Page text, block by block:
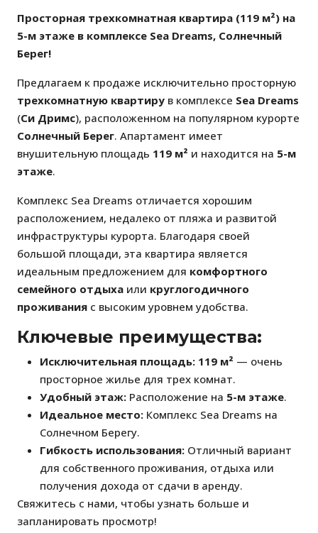
Просторная трехкомнатная квартира (119 м²) на
5-м этаже в комплексе Sea Dreams, Солнечный
Берег!
Предлагаем к продаже исключительно просторную
трехкомнатную квартиру в комплексе Sea Dreams
(Си Дримс), расположенном на популярном курорте
Солнечный Берег. Апартамент имеет
внушительную площадь 119 м² и находится на 5-м
этаже.
Комплекс Sea Dreams отличается хорошим
расположением, недалеко от пляжа и развитой
инфраструктуры курорта. Благодаря своей
большой площади, эта квартира является
идеальным предложением для комфортного
семейного отдыха или круглогодичного
проживания с высоким уровнем удобства.
Ключевые преимущества:
Исключительная площадь: 119 м² — очень
просторное жилье для трех комнат.
Удобный этаж: Расположение на 5-м этаже.
Идеальное место: Комплекс Sea Dreams на
Солнечном Берегу.
Гибкость использования: Отличный вариант
для собственного проживания, отдыха или
получения дохода от сдачи в аренду.
Свяжитесь с нами, чтобы узнать больше и
запланировать просмотр!